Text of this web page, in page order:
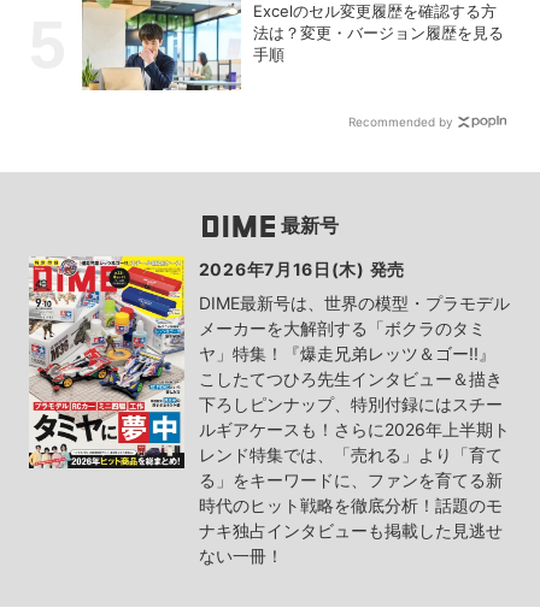
Excelのセル変更履歴を確認する方
法は？変更・バージョン履歴を見る
手順
Recommended by
最新号
2026年7月16日(木) 発売
DIME最新号は、世界の模型・プラモデル
メーカーを大解剖する「ボクラのタミ
ヤ」特集！『爆走兄弟レッツ＆ゴー!!』
こしたてつひろ先生インタビュー＆描き
下ろしピンナップ、特別付録にはスチー
ルギアケースも！さらに2026年上半期ト
レンド特集では、「売れる」より「育て
る」をキーワードに、ファンを育てる新
時代のヒット戦略を徹底分析！話題のモ
ナキ独占インタビューも掲載した見逃せ
ない一冊！